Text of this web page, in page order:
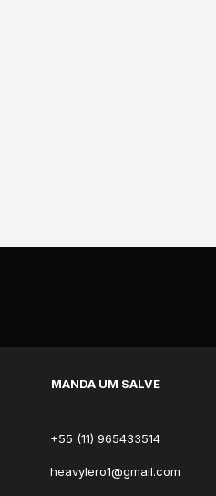
MANDA UM SALVE
+55 (11) 965433514
heavylero1@gmail.com